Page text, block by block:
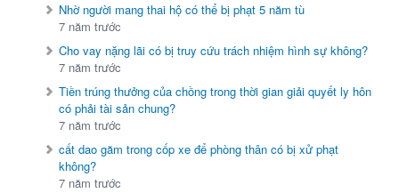
Nhờ người mang thai hộ có thể bị phạt 5 năm tù
7 năm trước
Cho vay nặng lãi có bị truy cứu trách nhiệm hình sự không?
7 năm trước
Tiền trúng thưởng của chồng trong thời gian giải quyết ly hôn
có phải tài sản chung?
7 năm trước
cất dao găm trong cốp xe để phòng thân có bị xử phạt
không?
7 năm trước